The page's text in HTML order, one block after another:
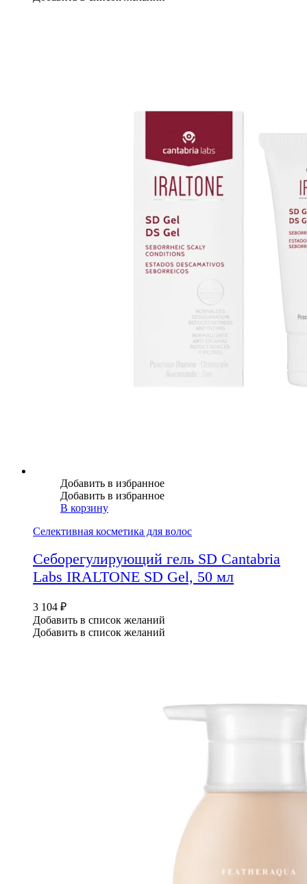
Добавить в избранное
Добавить в избранное
В корзину
Селективная косметика для волос
Себорегулирующий гель SD Cantabria
Labs IRALTONE SD Gel, 50 мл
3 104 ₽
Добавить в список желаний
Добавить в список желаний